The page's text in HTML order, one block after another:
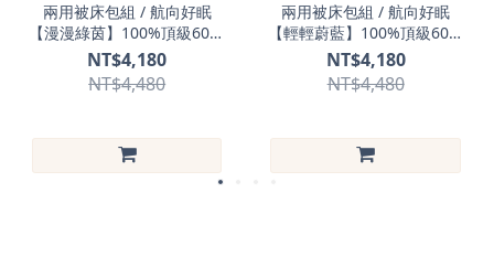
兩用被床包組 / 航向好眠
【漫漫綠茵】100%頂級60支
天絲™ 萊賽爾
NT$4,180
NT$4,480
兩用被床包組 / 航向好眠
【輕輕蔚藍】100%頂級60支
天絲™ 萊賽爾
NT$4,180
NT$4,480